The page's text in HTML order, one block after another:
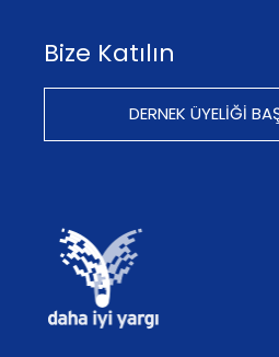
Bize Katılın
DERNEK ÜYELIĞI